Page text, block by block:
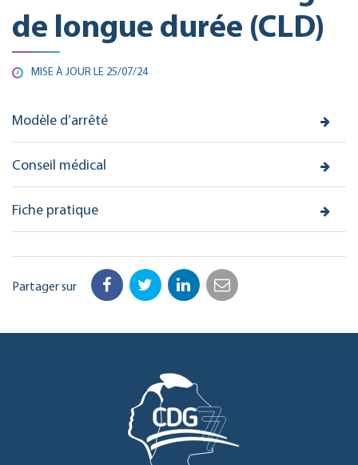
de longue durée (CLD)
MISE À JOUR LE 25/07/24
Modèle d’arrêté
Conseil médical
Fiche pratique
Partager sur Facebook
TwitterLinkedIn
Email